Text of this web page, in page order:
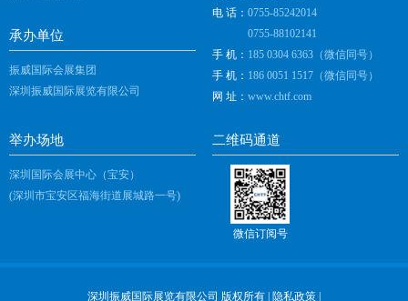
承办单位
振威国际会展集团
深圳振威国际展览有限公司
电 话： 0755-85242014
0755-88102141
手 机： 185 0304 6363（微信同号）
手 机： 186 0051 1517（微信同号）
网 址： www.chtf.com
举办场地
深圳国际会展中心（宝安）
(深圳市宝安区福海街道展城路一号)
二维码通道
微信订阅号
深圳振威国际展览有限公司 版权所有 | 隐私政策